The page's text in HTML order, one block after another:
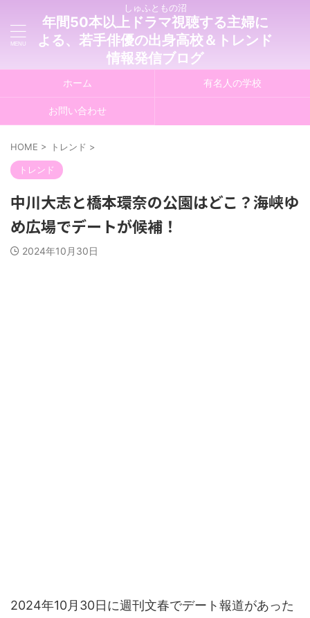
しゅふともの沼
年間50本以上ドラマ視聴する主婦に
よる、若手俳優の出身高校＆トレンド
情報発信ブログ
ホーム 有名人の学校
お問い合わせ
HOME > トレンド >
トレンド
中川大志と橋本環奈の公園はどこ？海峡ゆ
め広場でデートが候補！
2024年10月30日
2024年10月30日に週刊文春でデート報道があった